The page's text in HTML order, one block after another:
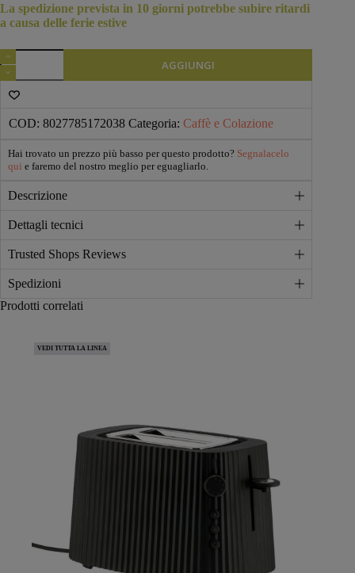
La spedizione prevista in 10 giorni potrebbe subire ritardi
a causa delle ferie estive
Illy
Y3.3
Macchina
da
Iperespresso
Rosso
quantità
AGGIUNGI
COD: 8027785172038 Categoria: Caffè e Colazione
Hai trovato un prezzo più basso per questo prodotto? Segnalacelo
qui e faremo del nostro meglio per eguagliarlo.
Descrizione
Dettagli tecnici
Trusted Shops Reviews
Spedizioni
Prodotti correlati
VEDI TUTTA LA LINEA